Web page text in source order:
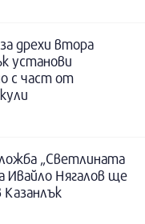
дрехи втора
установи
с част от
„Светлината
Ивайло Нягалов ще